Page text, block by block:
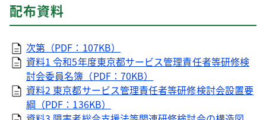
配布資料
次第（PDF：107KB）
資料1 令和5年度東京都サービス管理責任者等研修検
討会委員名簿（PDF：70KB）
資料2 東京都サービス管理責任者等研修検討会設置要
綱（PDF：136KB）